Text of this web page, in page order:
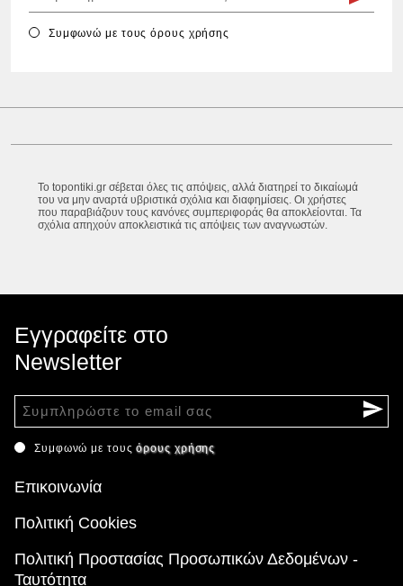
Συμφωνώ με τουςόρους χρήσης
Το topontiki.gr σέβεται όλες τις απόψεις, αλλά διατηρεί το δικαίωμά
του να μην αναρτά υβριστικά σχόλια και διαφημίσεις. Οι χρήστες
που παραβιάζουν τους κανόνες συμπεριφοράς θα αποκλείονται. Τα
σχόλια απηχούν αποκλειστικά τις απόψεις των αναγνωστών.
Εγγραφείτε στο
Newsletter
Συμφωνώ με τουςόρους χρήσης
Επικοινωνία
Πολιτική Cookies
Πολιτική Προστασίας Προσωπικών Δεδομένων -
Ταυτότητα